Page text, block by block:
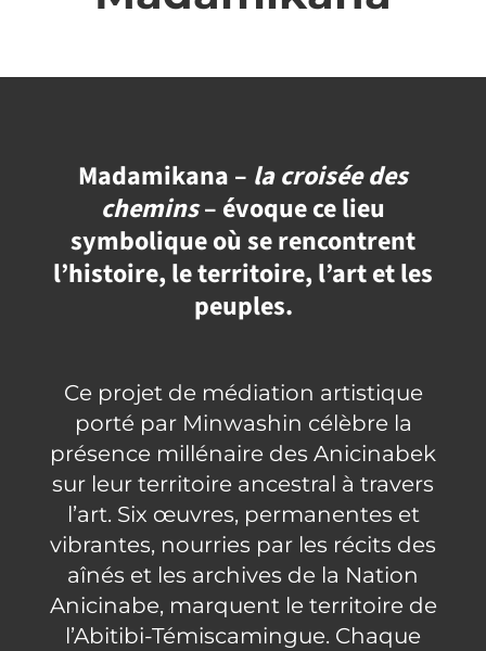
Madamikana – la croisée des
chemins– évoque ce lieu
symbolique où se rencontrent
l’histoire, le territoire, l’art et les
peuples.
Ce projet de médiation artistique
porté par Minwashin célèbre la
présence millénaire des Anicinabek
sur leur territoire ancestral à travers
l’art. Six œuvres, permanentes et
vibrantes, nourries par les récits des
aînés et les archives de la Nation
Anicinabe, marquent le territoire de
l’Abitibi-Témiscamingue. Chaque